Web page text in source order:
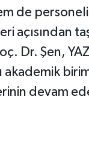
de
açısından
Dr. Şen,
akademik
devam